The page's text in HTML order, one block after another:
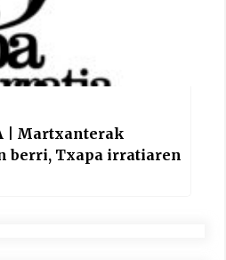
| Martxanterak
berri, Txapa irratiaren